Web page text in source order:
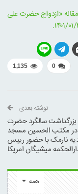
«ازدواج حضرت علی
0
1,135
نوشته بعدی
بزرگداشت سالگرد حضرت
در مکتب الحسین مسجد
نارمک با حضور رییس
میشیگان امریکا
همه